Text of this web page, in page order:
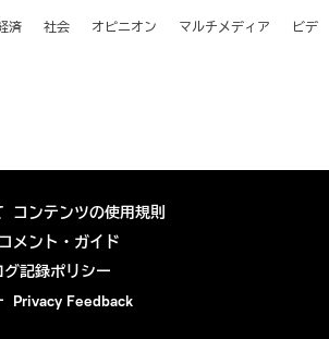
済 社会 オピニオン マルチメディア ビデ
コンテンツの使用規則
コメント・ガイド
記録ポリシー
Privacy Feedback